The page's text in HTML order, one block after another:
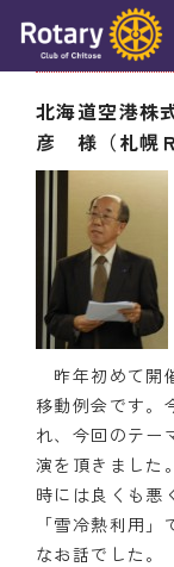
トピックス
例会報告
活動報告
理事会報告
スケジュール
年間プログラム
木曜会
組織図
クラブのあゆみ
11月28日（
北海道空港
彦 様（札幌Ｒ
昨年初めて開
移動例会です。
れ、今回のテー
演を頂きました
時には良くも悪
「雪冷熱利用
なお話でした。